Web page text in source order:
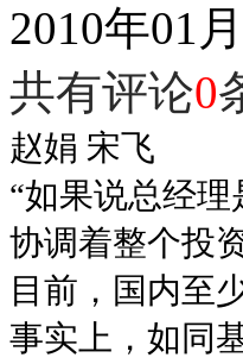
2010年01
共有评论0
赵娟 宋飞
“如果说总经
协调着整个投
目前，国内至
事实上，如同